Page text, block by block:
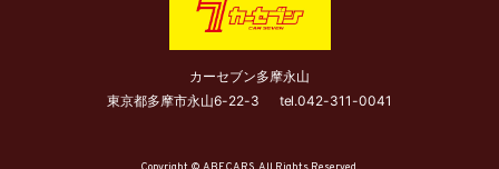
カーセブン多摩永山
東京都多摩市永山6-22-3
tel.042-311-0041